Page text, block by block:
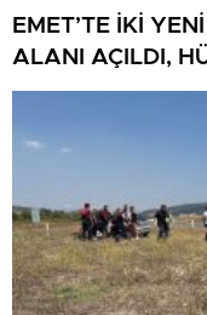
EMET’TE İKİ
ALANI AÇILDI,
ATILDI